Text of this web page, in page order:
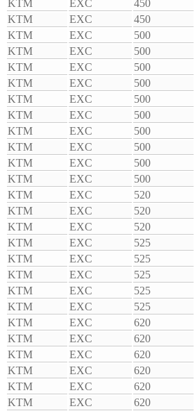
KTM
EXC 450
KTM
EXC 450
KTM
EXC 500
KTM
EXC 500
KTM
EXC 500
KTM
EXC 500
KTM
EXC 500
KTM
EXC 500
KTM
EXC 500
KTM
EXC 500
KTM
EXC 500
KTM
EXC 500
KTM
EXC 520
KTM
EXC 520
KTM
EXC 520
KTM
EXC 525
KTM
EXC 525
KTM
EXC 525
KTM
EXC 525
KTM
EXC 525
KTM
EXC 620
KTM
EXC 620
KTM
EXC 620
KTM
EXC 620
KTM
EXC 620
KTM
EXC 620